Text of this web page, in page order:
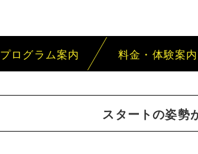
プログラム案内 料金・体験案内
スタートの姿勢